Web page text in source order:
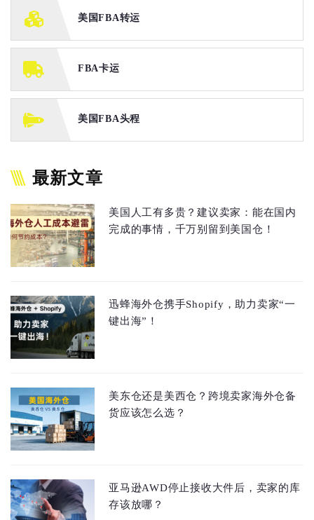
美国FBA转运
FBA卡运
美国FBA头程
最新文章
美国人工有多贵？建议卖家：能在国内
完成的事情，千万别留到美国仓！
迅蜂海外仓携手Shopify，助力卖家“一
键出海”！
美东仓还是美西仓？跨境卖家海外仓备
货应该怎么选？
亚马逊AWD停止接收大件后，卖家的库
存该放哪？